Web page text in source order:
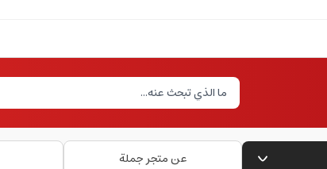
عن متجر جملة